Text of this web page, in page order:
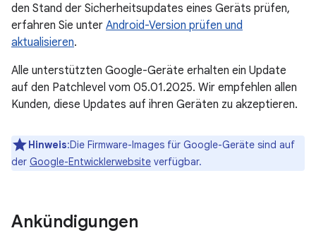
den Stand der Sicherheitsupdates eines Geräts prüfen,
erfahren Sie unter Android-Version prüfen und
aktualisieren.
Alle unterstützten Google-Geräte erhalten ein Update
auf den Patchlevel vom 05.01.2025. Wir empfehlen allen
Kunden, diese Updates auf ihren Geräten zu akzeptieren.
Hinweis:Die Firmware-Images für Google-Geräte sind auf
der Google-Entwicklerwebsite verfügbar.
Ankündigungen